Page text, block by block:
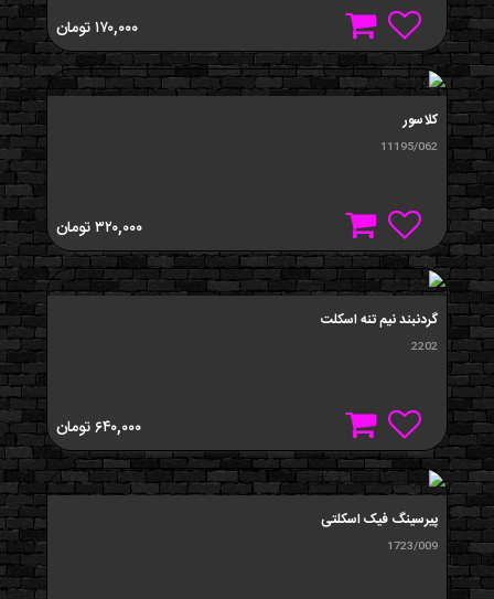
۱۷۰,۰۰۰تومان
کلاسور
11195/062
۳۲۰,۰۰۰تومان
گردنبند نيم تنه اسکلت
2202
۶۴۰,۰۰۰تومان
پیرسینگ فیک اسکلتی
1723/009